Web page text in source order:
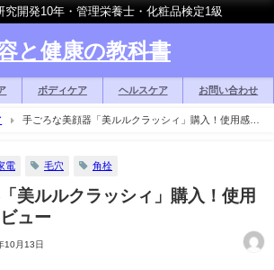
究開発10年・管理栄養士・化粧品検定1級
と健康の教科書
ボディケア ヘルスケア お問い合わせ
手ごろな美顔器「美ルルクラッシィ」購入！使用感や
電 毛穴 角栓
美ルルクラッシィ」購入！使用
ュー
10月13日